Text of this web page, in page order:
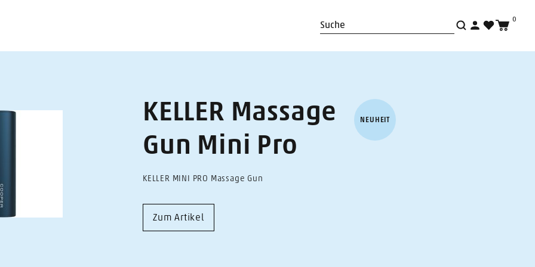
Suche
0
KELLER Massage
Gun Mini Pro
KELLER MINI PRO Massage Gun
Zum Artikel
NEUHEIT